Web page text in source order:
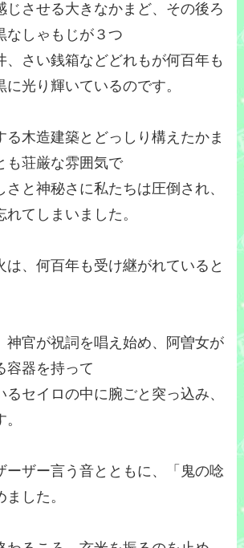
じさせる大きなかまど、その後ろ
なしゃもじが３つ
、さい銭箱などどれもが何百年も
光り輝いているのです。
る木造建築とどっしり構えたかま
も荘厳な雰囲気で
と神秘さに私たちは圧倒され、
てしまいました。
は、何百年も受け継がれていると
神官が祝詞を唱え始め、阿曽女が
容器を持って
セイロの中に腕ごと突っ込み、
ーザー言う音とともに、「鬼の唸
した。